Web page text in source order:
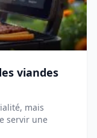
viandes
mais
servir une